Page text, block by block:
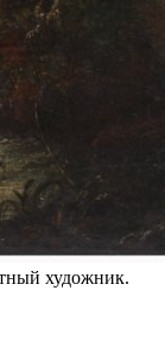
художник.